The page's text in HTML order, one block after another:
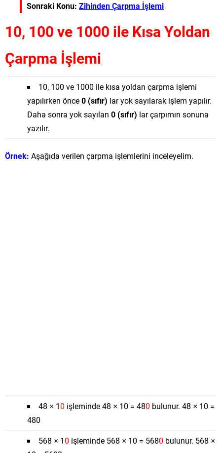
Sonraki Konu: Zihinden Çarpma İşlemi
10, 100 ve 1000 ile Kısa Yoldan
Çarpma İşlemi
10, 100 ve 1000 ile kısa yoldan çarpma işlemi
yapılırken önce0 (sıfır) lar yok sayılarak işlem yapılır.
Daha sonra yok sayılan 0 (sıfır) lar çarpımın sonuna
yazılır.
Örnek: Aşağıda verilen çarpma işlemlerini inceleyelim.
48 × 10 işleminde 48 × 10 = 480 bulunur. 48 × 10 =
480
568 × 10 işleminde 568 × 10 = 5680 bulunur. 568 ×